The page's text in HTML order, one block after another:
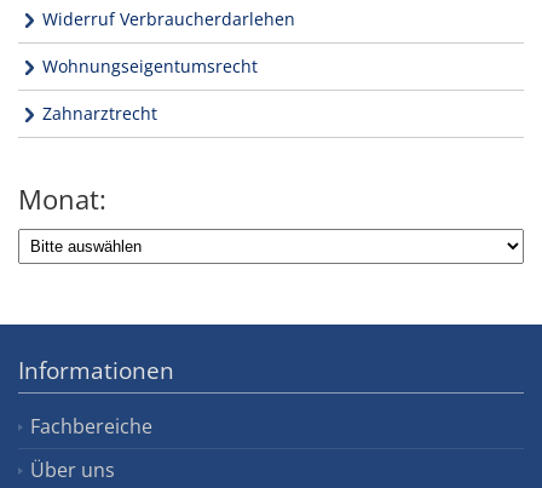
Widerruf Verbraucherdarlehen
Wohnungseigentumsrecht
Zahnarztrecht
Monat:
Informationen
Fachbereiche
Über uns